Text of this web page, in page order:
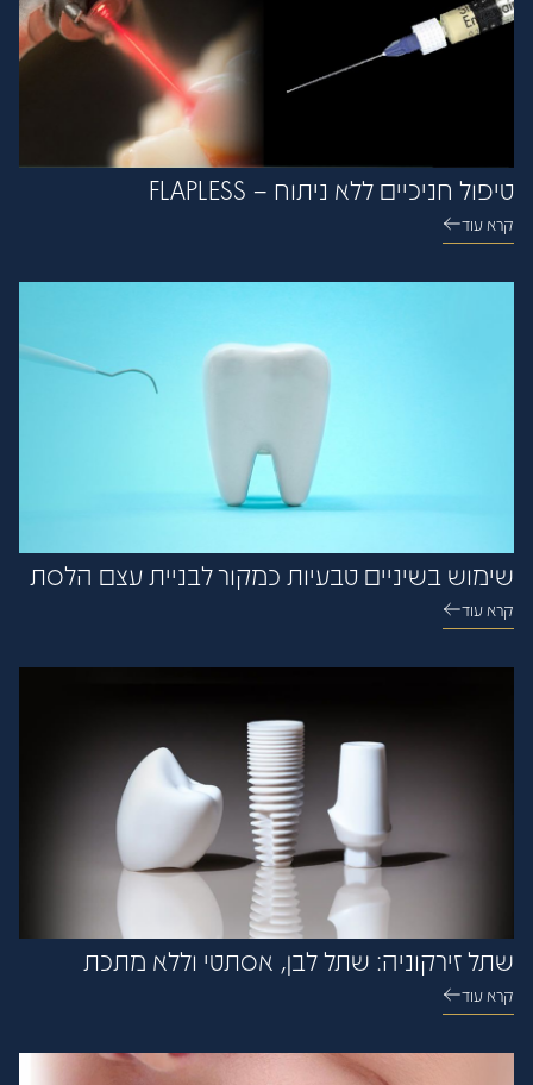
טיפול חניכיים ללא ניתוח – FLAPLESS
קרא עוד
שימוש בשיניים טבעיות כמקור לבניית עצם הלסת
קרא עוד
שתל זירקוניה: שתל לבן, אסתטי וללא מתכת
קרא עוד